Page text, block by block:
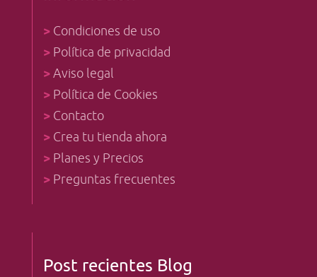
> Condiciones de uso
> Política de privacidad
>Aviso legal
> Política de Cookies
> Contacto
> Crea tu tienda ahora
> Planes y Precios
> Preguntas frecuentes
Post recientes Blog